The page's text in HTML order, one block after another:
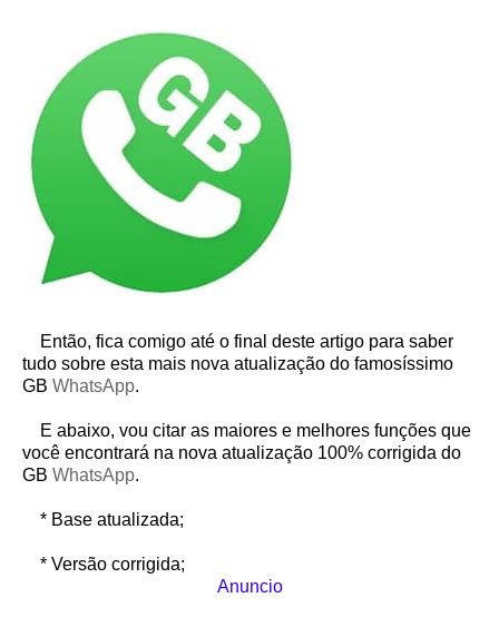
Então, fica comigo até o final deste artigo para saber
tudo sobre esta mais nova atualização do famosíssimo
GB WhatsApp.
E abaixo, vou citar as maiores e melhores funções que
você encontrará na nova atualização 100% corrigida do
GB WhatsApp.
* Base atualizada;
* Versão corrigida;
Anuncio